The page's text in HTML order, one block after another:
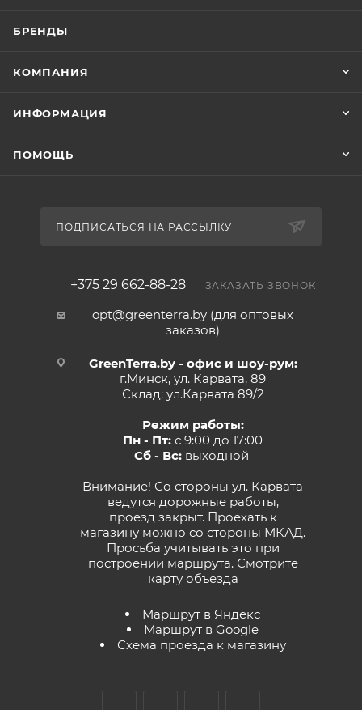
БРЕНДЫ
КОМПАНИЯ
ИНФОРМАЦИЯ
ПОМОЩЬ
ПОДПИСАТЬСЯ НА РАССЫЛКУ
+375 29 662-88-28 ЗАКАЗАТЬ ЗВОНОК
opt@greenterra.by (для оптовых
заказов)
GreenTerra.by - офис и шоу-рум:
г.Минск, ул. Карвата, 89
Склад: ул.Карвата 89/2
Режим работы:
Пн - Пт: с 9:00 до 17:00
Сб - Вс:выходной
Внимание! Со стороны ул. Карвата
ведутся дорожные работы,
проезд закрыт. Проехать к
магазину можно со стороны МКАД.
Просьба учитывать это при
построении маршрута. Смотрите
карту объезда
Маршрут в Яндекс
Маршрут в Google
Схема проезда к магазину